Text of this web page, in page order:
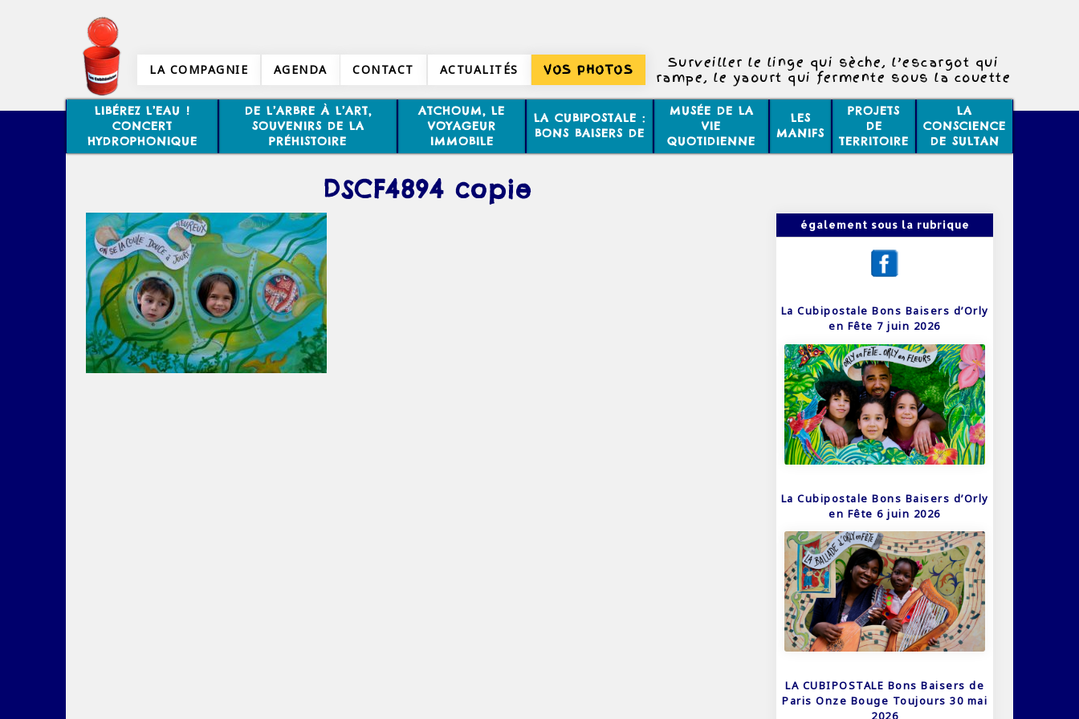
LA COMPAGNIE AGENDA CONTACT ACTUALITÉS VOS PHOTOS
Surveiller le linge qui sèche, l’escargot qui
rampe, le yaourt qui fermente sous la couette
et atteindre, de temps en temps, à la vacuité
d’un poil dans l’espace interplanétaire.
LIBÉREZ L’EAU !
CONCERT
HYDROPHONIQUE
DE L’ARBRE À L’ART,
SOUVENIRS DE LA
PRÉHISTOIRE
ATCHOUM, LE
VOYAGEUR
IMMOBILE
LA CUBIPOSTALE :
BONS BAISERS DE
MUSÉE DE LA
VIE
QUOTIDIENNE
LES
MANIFS
PROJETS
DE
TERRITOIRE
LA
CONSCIENCE
DE SULTAN
DSCF4894 copie
également sous la rubrique
La Cubipostale Bons Baisers d’Orly
en Fête 7 juin 2026
La Cubipostale Bons Baisers d’Orly
en Fête 6 juin 2026
LA CUBIPOSTALE Bons Baisers de
Paris Onze Bouge Toujours 30 mai
2026